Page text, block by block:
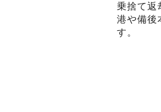
乗捨て返
港や備後
す。